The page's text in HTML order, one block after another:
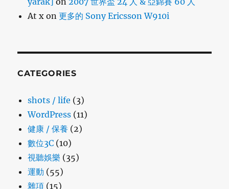
At x on更多的 Sony Ericsson W910i
CATEGORIES
shots / life (3)
WordPress (11)
健康 / 保養 (2)
數位3C (10)
視聽娛樂 (35)
運動 (55)
雜項 (15)